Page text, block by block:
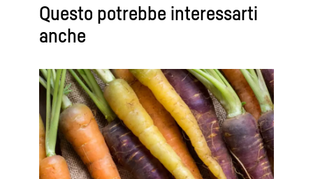
Questo potrebbe interessarti
anche